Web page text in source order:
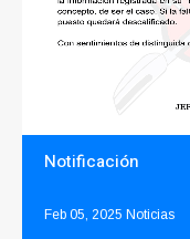
Notificación
Feb 05, 2025 Noticias